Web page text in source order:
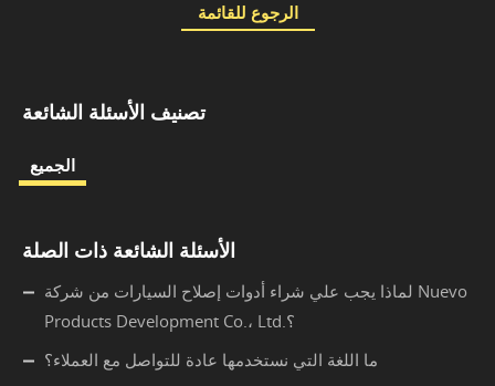
الرجوع للقائمة
تصنيف الأسئلة الشائعة
الجميع
الأسئلة الشائعة ذات الصلة
لماذا يجب علي شراء أدوات إصلاح السيارات من شركة Nuevo
Products Development Co.، Ltd.؟
ما اللغة التي نستخدمها عادة للتواصل مع العملاء؟